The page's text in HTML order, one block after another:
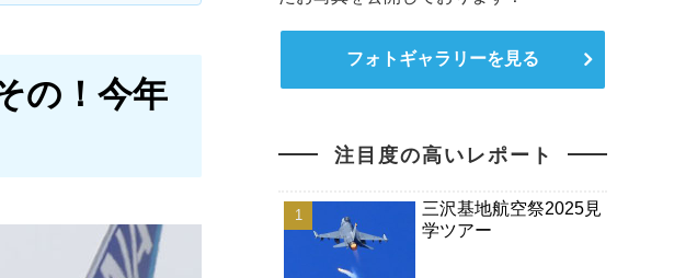
の！今年
フォトギャラリーを見る
注目度の高いレポート
三沢基地航空祭2025見
学ツアー